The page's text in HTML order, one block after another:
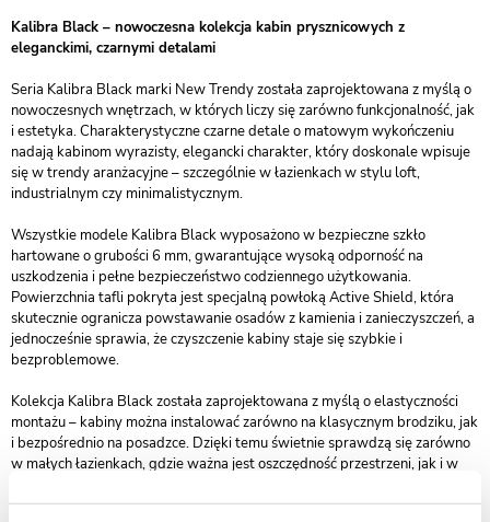
Kalibra Black – nowoczesna kolekcja kabin prysznicowych z
eleganckimi, czarnymi detalami
Seria Kalibra Black marki New Trendy została zaprojektowana z myślą o
nowoczesnych wnętrzach, w których liczy się zarówno funkcjonalność, jak
i estetyka. Charakterystyczne czarne detale o matowym wykończeniu
nadają kabinom wyrazisty, elegancki charakter, który doskonale wpisuje
się w trendy aranżacyjne – szczególnie w łazienkach w stylu loft,
industrialnym czy minimalistycznym.
Wszystkie modele Kalibra Black wyposażono w bezpieczne szkło
hartowane o grubości 6 mm, gwarantujące wysoką odporność na
uszkodzenia i pełne bezpieczeństwo codziennego użytkowania.
Powierzchnia tafli pokryta jest specjalną powłoką Active Shield, która
skutecznie ogranicza powstawanie osadów z kamienia i zanieczyszczeń, a
jednocześnie sprawia, że czyszczenie kabiny staje się szybkie i
bezproblemowe.
Kolekcja Kalibra Black została zaprojektowana z myślą o elastyczności
montażu – kabiny można instalować zarówno na klasycznym brodziku, jak
i bezpośrednio na posadzce. Dzięki temu świetnie sprawdzą się zarówno
w małych łazienkach, gdzie ważna jest oszczędność przestrzeni, jak i w